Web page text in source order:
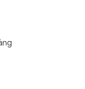
sức khỏe
độ C,